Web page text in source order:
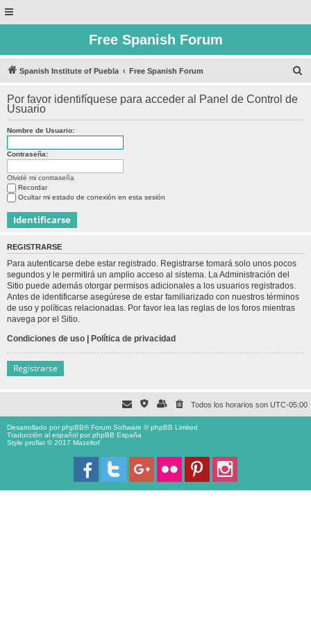
Free Spanish Forum
Spanish Institute of Puebla Free Spanish Forum
c
Por favor identifíquese para acceder al Panel de Control de
Usuario
Nombre de Usuario:
Contraseña:
Olvidé mi contraseña
Recordar
Ocultar mi estado de conexión en esta sesión
REGISTRARSE
Para autenticarse debe estar registrado. Registrarse tomará solo unos pocos
segundos y le permitirá un amplio acceso al sistema. La Administración del
Sitio puede además otorgar permisos adicionales a los usuarios registrados.
Antes de identificarse asegúrese de estar familiarizado con nuestros términos
de uso y políticas relacionadas. Por favor lea las reglas de los foros mientras
navega por el Sitio.
Condiciones de uso | Política de privacidad
Registrarse
Todos los horarios son UTC-05:00
Desarrollado porphpBB® Forum Software © phpBB Limited
Traducción al español porphpBB España
Style proflat © 2017 Mazeltof